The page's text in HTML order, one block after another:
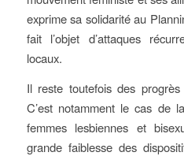
exprime sa solidarité au
fait l’objet d’attaques
locaux.
Il reste toutefois des
C’est notamment le cas de
femmes lesbiennes et
grande faiblesse des